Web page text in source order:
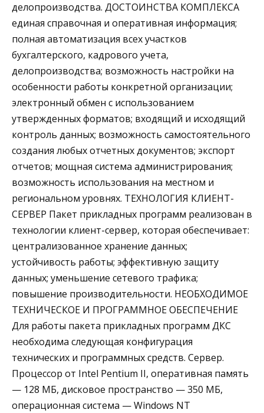
делопроизводства. ДОСТОИНСТВА КОМПЛЕКСА
единая справочная и оперативная информация;
полная автоматизация всех участков
бухгалтерского, кадрового учета,
делопроизводства; возможность настройки на
особенности работы конкретной организации;
электронный обмен с использованием
утвержденных форматов; входящий и исходящий
контроль данных; возможность самостоятельного
создания любых отчетных документов; экспорт
отчетов; мощная система администрирования;
возможность использования на местном и
региональном уровнях. ТЕХНОЛОГИЯ КЛИЕНТ-
СЕРВЕР Пакет прикладных программ реализован в
технологии клиент-сервер, которая обеспечивает:
централизованное хранение данных;
устойчивость работы; эффективную защиту
данных; уменьшение сетевого трафика;
повышение производительности. НЕОБХОДИМОЕ
ТЕХНИЧЕСКОЕ И ПРОГРАММНОЕ ОБЕСПЕЧЕНИЕ
Для работы пакета прикладных программ ДКС
необходима следующая конфигурация
технических и программных средств. Сервер.
Процессор от Intel Pentium II, оперативная память
— 128 МБ, дисковое пространство — 350 МБ,
операционная система — Windows NT